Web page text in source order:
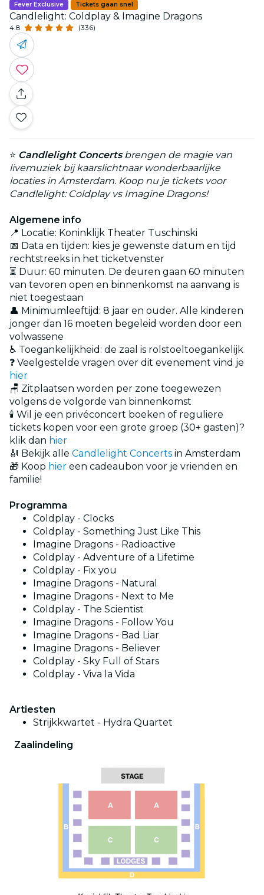
Fever Exclusive Tickets gaan snel
Candlelight: Coldplay & Imagine Dragons
4.8 (336)
⭐ Candlelight Concertsbrengen de magie van
livemuziek bij kaarslichtnaar wonderbaarlijke
locaties in Amsterdam. Koop nu je tickets voor
Candlelight: Coldplay vs Imagine Dragons!
Algemene info
📍 Locatie: Koninklijk Theater Tuschinski
📅 Data en tijden: kies je gewenste datum en tijd
rechtstreeks in het ticketvenster
⏳ Duur: 60 minuten. De deuren gaan 60 minuten
van tevoren open en binnenkomst na aanvang is
niet toegestaan
👤 Minimumleeftijd: 8 jaar en ouder. Alle kinderen
jonger dan 16 moeten begeleid worden door een
volwassene
♿ Toegankelijkheid: de zaal is rolstoeltoegankelijk
❓ Veelgestelde vragen over dit evenement vind je
hier
🪑 Zitplaatsen worden per zone toegewezen
volgens de volgorde van binnenkomst
🕯️ Wil je een privéconcert boeken of reguliere
tickets kopen voor een grote groep (30+ gasten)?
klik dan hier
🎻 Bekijk alle Candlelight Concerts in Amsterdam
🎁 Koop hier een cadeaubon voor je vrienden en
familie!
Programma
Coldplay - Clocks
Coldplay - Something Just Like This
Imagine Dragons - Radioactive
Coldplay - Adventure of a Lifetime
Coldplay - Fix you
Imagine Dragons - Natural
Imagine Dragons - Next to Me
Coldplay - The Scientist
Imagine Dragons - Follow You
Imagine Dragons - Bad Liar
Imagine Dragons - Believer
Coldplay - Sky Full of Stars
Coldplay - Viva la Vida
Artiesten
Strijkkwartet - Hydra Quartet
Zaalindeling